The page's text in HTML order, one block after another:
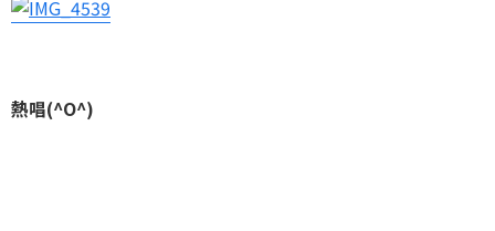
熱唱(^O^)